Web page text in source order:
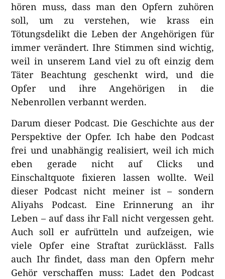
hören muss, dass man den Opfern zuhören
soll, um zu verstehen, wie krass ein
Tötungsdelikt die Leben der Angehörigen für
immer verändert. Ihre Stimmen sind wichtig,
weil in unserem Land viel zu oft einzig dem
Täter Beachtung geschenkt wird, und die
Opfer und ihre Angehörigen in die
Nebenrollen verbannt werden.
Darum dieser Podcast. Die Geschichte aus der
Perspektive der Opfer. Ich habe den Podcast
frei und unabhängig realisiert, weil ich mich
eben gerade nicht auf Clicks und
Einschaltquote fixieren lassen wollte. Weil
dieser Podcast nicht meiner ist – sondern
Aliyahs Podcast. Eine Erinnerung an ihr
Leben – auf dass ihr Fall nicht vergessen geht.
Auch soll er aufrütteln und aufzeigen, wie
viele Opfer eine Straftat zurücklässt. Falls
auch Ihr findet, dass man den Opfern mehr
Gehör verschaffen muss: Ladet den Podcast